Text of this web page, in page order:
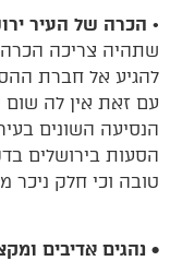
• הכרה של העיר
שתהיה צריכה
להגיע אל חברת
עם זאת אין לה שום
הנסיעה השונים
הסעות בירושלים
טובה וכי חלק
• נהגים אדיבים